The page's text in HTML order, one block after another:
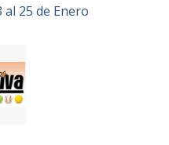
25 de Enero